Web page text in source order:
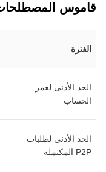
قاموس
الفترة
الحد الأدنى لعمر
الحساب
الحد الأدنى لطلبات
P2P المكتملة